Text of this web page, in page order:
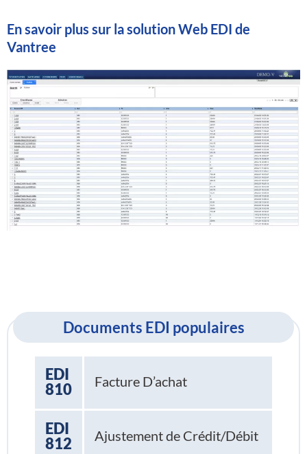
En savoir plus sur la solution Web EDI de
Vantree
Documents EDI populaires
EDI
810
Facture D’achat
EDI
812
Ajustement de Crédit/Débit